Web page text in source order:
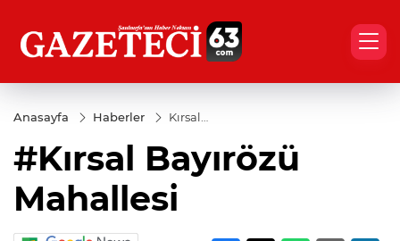
Anasayfa Haberler
Kırsal
#Kırsal Bayırözü
Mahallesi